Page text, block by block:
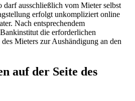
ausschließlich vom Mieter selbst
erfolgt unkompliziert online
Nach entsprechendem
die erforderlichen
Mieters zur Aushändigung an den
auf der Seite des